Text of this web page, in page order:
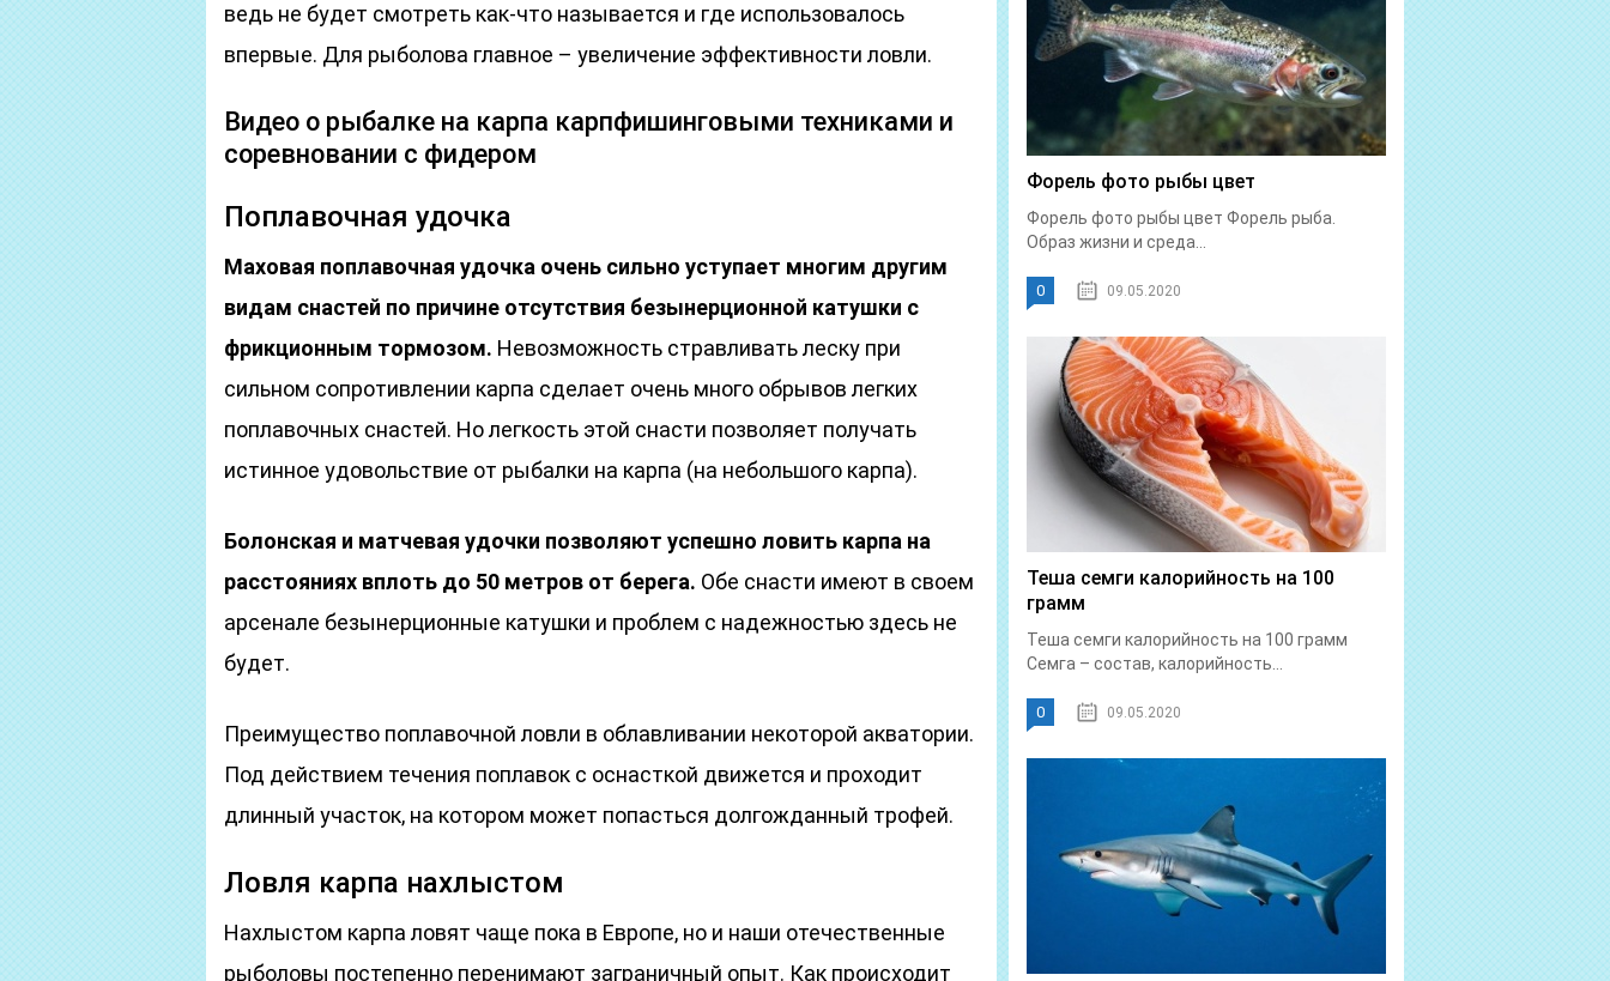
ведь не будет смотреть как-что называется и где использовалось
впервые. Для рыболова главное – увеличение эффективности ловли.
Видео о рыбалке на карпа карпфишинговыми техниками и
соревновании с фидером
Поплавочная удочка
Маховая поплавочная удочка очень сильно уступает многим другим
видам снастей по причине отсутствия безынерционной катушки с
фрикционным тормозом. Невозможность стравливать леску при
сильном сопротивлении карпа сделает очень много обрывов легких
поплавочных снастей. Но легкость этой снасти позволяет получать
истинное удовольствие от рыбалки на карпа (на небольшого карпа).
Болонская и матчевая удочки позволяют успешно ловить карпа на
расстояниях вплоть до 50 метров от берега. Обе снасти имеют в своем
арсенале безынерционные катушки и проблем с надежностью здесь не
будет.
Преимущество поплавочной ловли в облавливании некоторой акватории.
Под действием течения поплавок с оснасткой движется и проходит
длинный участок, на котором может попасться долгожданный трофей.
Ловля карпа нахлыстом
Нахлыстом карпа ловят чаще пока в Европе, но и наши отечественные
рыболовы постепенно перенимают заграничный опыт. Как происходит
Форель фото рыбы цвет
Форель фото рыбы цвет Форель рыба.
Образ жизни и среда...
0 09.05.2020
Теша семги калорийность на 100
грамм
Теша семги калорийность на 100 грамм
Семга – состав, калорийность...
0 09.05.2020